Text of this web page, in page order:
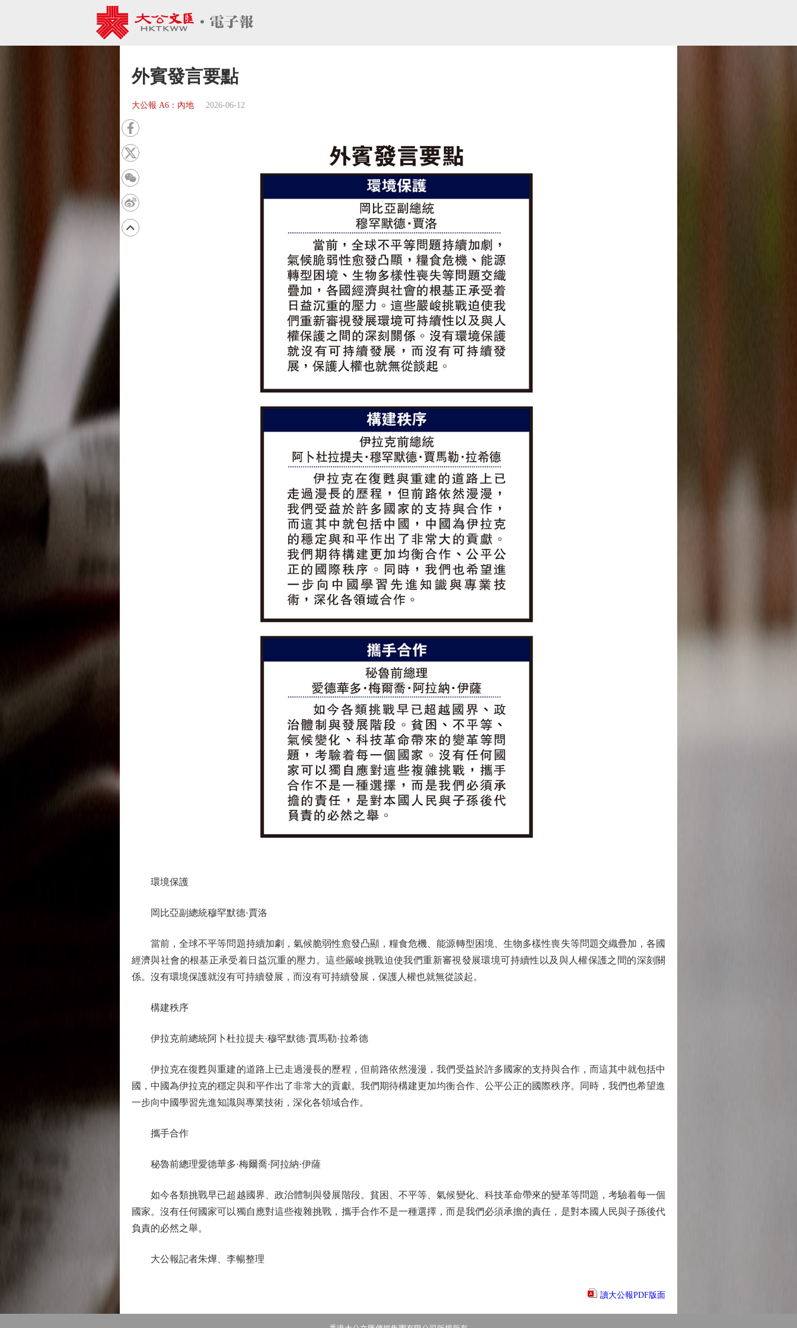
外賓發言要點
大公報 A6：內地 2026-06-12
環境保護
岡比亞副總統穆罕默德·賈洛
當前，全球不平等問題持續加劇，氣候脆弱性愈發凸顯，糧食危機、能源轉型困境、生物多樣性喪失等問題交織疊加，各國
經濟與社會的根基正承受着日益沉重的壓力。這些嚴峻挑戰迫使我們重新審視發展環境可持續性以及與人權保護之間的深刻關
係。沒有環境保護就沒有可持續發展，而沒有可持續發展，保護人權也就無從談起。
構建秩序
伊拉克前總統阿卜杜拉提夫·穆罕默德·賈馬勒·拉希德
伊拉克在復甦與重建的道路上已走過漫長的歷程，但前路依然漫漫，我們受益於許多國家的支持與合作，而這其中就包括中
國，中國為伊拉克的穩定與和平作出了非常大的貢獻。我們期待構建更加均衡合作、公平公正的國際秩序。同時，我們也希望進
一步向中國學習先進知識與專業技術，深化各領域合作。
攜手合作
秘魯前總理愛德華多·梅爾喬·阿拉納·伊薩
如今各類挑戰早已超越國界、政治體制與發展階段。貧困、不平等、氣候變化、科技革命帶來的變革等問題，考驗着每一個
國家。沒有任何國家可以獨自應對這些複雜挑戰，攜手合作不是一種選擇，而是我們必須承擔的責任，是對本國人民與子孫後代
負責的必然之舉。
大公報記者朱燁、李暢整理
讀大公報PDF版面